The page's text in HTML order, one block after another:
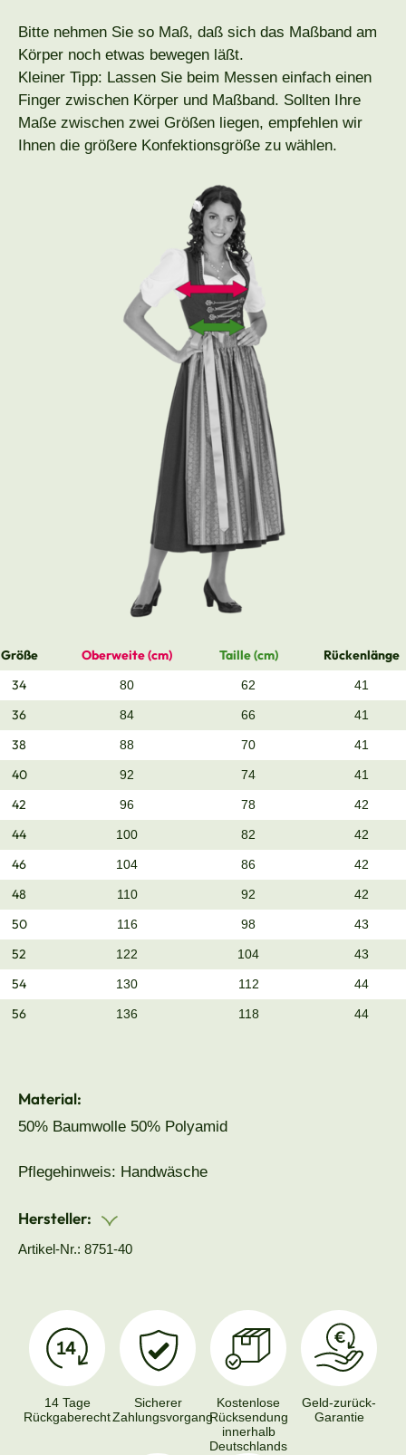
Bitte nehmen Sie so Maß, daß sich das Maßband am
Körper noch etwas bewegen läßt.
Kleiner Tipp: Lassen Sie beim Messen einfach einen
Finger zwischen Körper und Maßband. Sollten Ihre
Maße zwischen zwei Größen liegen, empfehlen wir
Ihnen die größere Konfektionsgröße zu wählen.
Größe Oberweite (cm) Taille (cm)
Rückenlänge
34
80 62 41
36 84 66 41
38 88 70 41
40 92 74 41
42 96 78 42
44 100 82 42
46 104 86 42
48 110 92 42
50 116 98 43
52 122 104 43
54 130 112 44
56 136 118 44
Material:
50% Baumwolle 50% Polyamid
Pflegehinweis: Handwäsche
Hersteller:
Artikel-Nr.: 8751-40
14 Tage
Rückgaberecht
Sicherer
Zahlungsvorgang
Kostenlose
Rücksendung
innerhalb
Deutschlands
Geld-zurück-
Garantie